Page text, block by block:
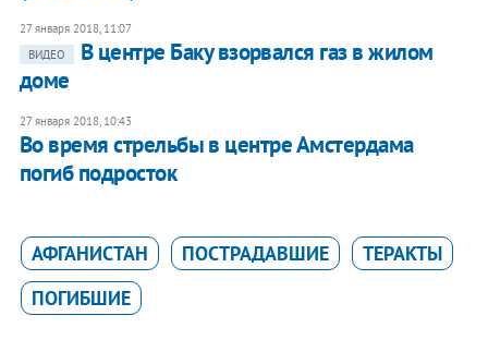
27 января 2018, 11:07
ВИДЕО
​В центре Баку взорвался газ в жилом
доме
27 января 2018, 10:43
​Во время стрельбы в центре Амстердама
погиб подросток
АФГАНИСТАН ПОСТРАДАВШИЕ
ТЕРАКТЫ
ПОГИБШИЕ